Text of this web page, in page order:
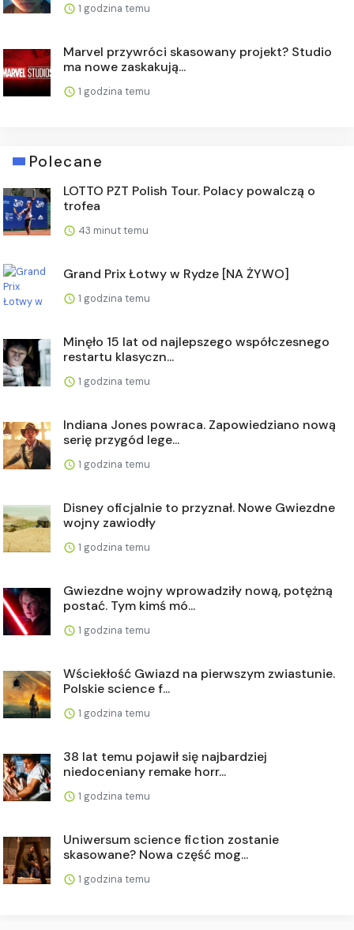
1 godzina temu
Marvel przywróci skasowany projekt? Studio
ma nowe zaskakują...
1 godzina temu
Polecane
LOTTO PZT Polish Tour. Polacy powalczą o
trofea
43 minut temu
Grand Prix Łotwy w Rydze [NA ŻYWO]
1 godzina temu
Minęło 15 lat od najlepszego współczesnego
restartu klasyczn...
1 godzina temu
Indiana Jones powraca. Zapowiedziano nową
serię przygód lege...
1 godzina temu
Disney oficjalnie to przyznał. Nowe Gwiezdne
wojny zawiodły
1 godzina temu
Gwiezdne wojny wprowadziły nową, potężną
postać. Tym kimś mó...
1 godzina temu
Wściekłość Gwiazd na pierwszym zwiastunie.
Polskie science f...
1 godzina temu
38 lat temu pojawił się najbardziej
niedoceniany remake horr...
1 godzina temu
Uniwersum science fiction zostanie
skasowane? Nowa część mog...
1 godzina temu